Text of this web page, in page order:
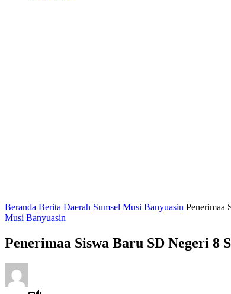
Beranda Berita Daerah Sumsel Musi Banyuasin Penerimaa
Musi Banyuasin
Penerimaa Siswa Baru SD Negeri 8